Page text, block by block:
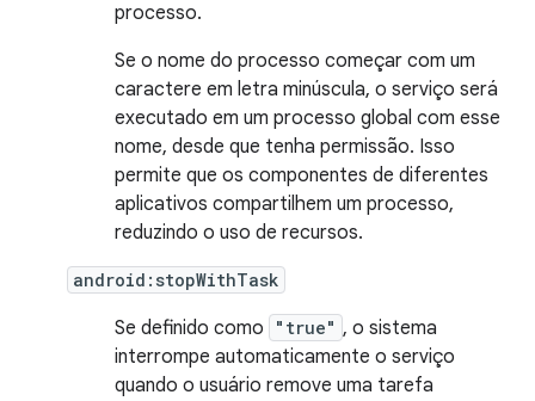
processo.
Se o nome do processo começar com um
caractere em letra minúscula, o serviço será
executado em um processo global com esse
nome, desde que tenha permissão. Isso
permite que os componentes de diferentes
aplicativos compartilhem um processo,
reduzindo o uso de recursos.
android:stopWithTask
Se definido como "true" , o sistema
interrompe automaticamente o serviço
quando o usuário remove uma tarefa